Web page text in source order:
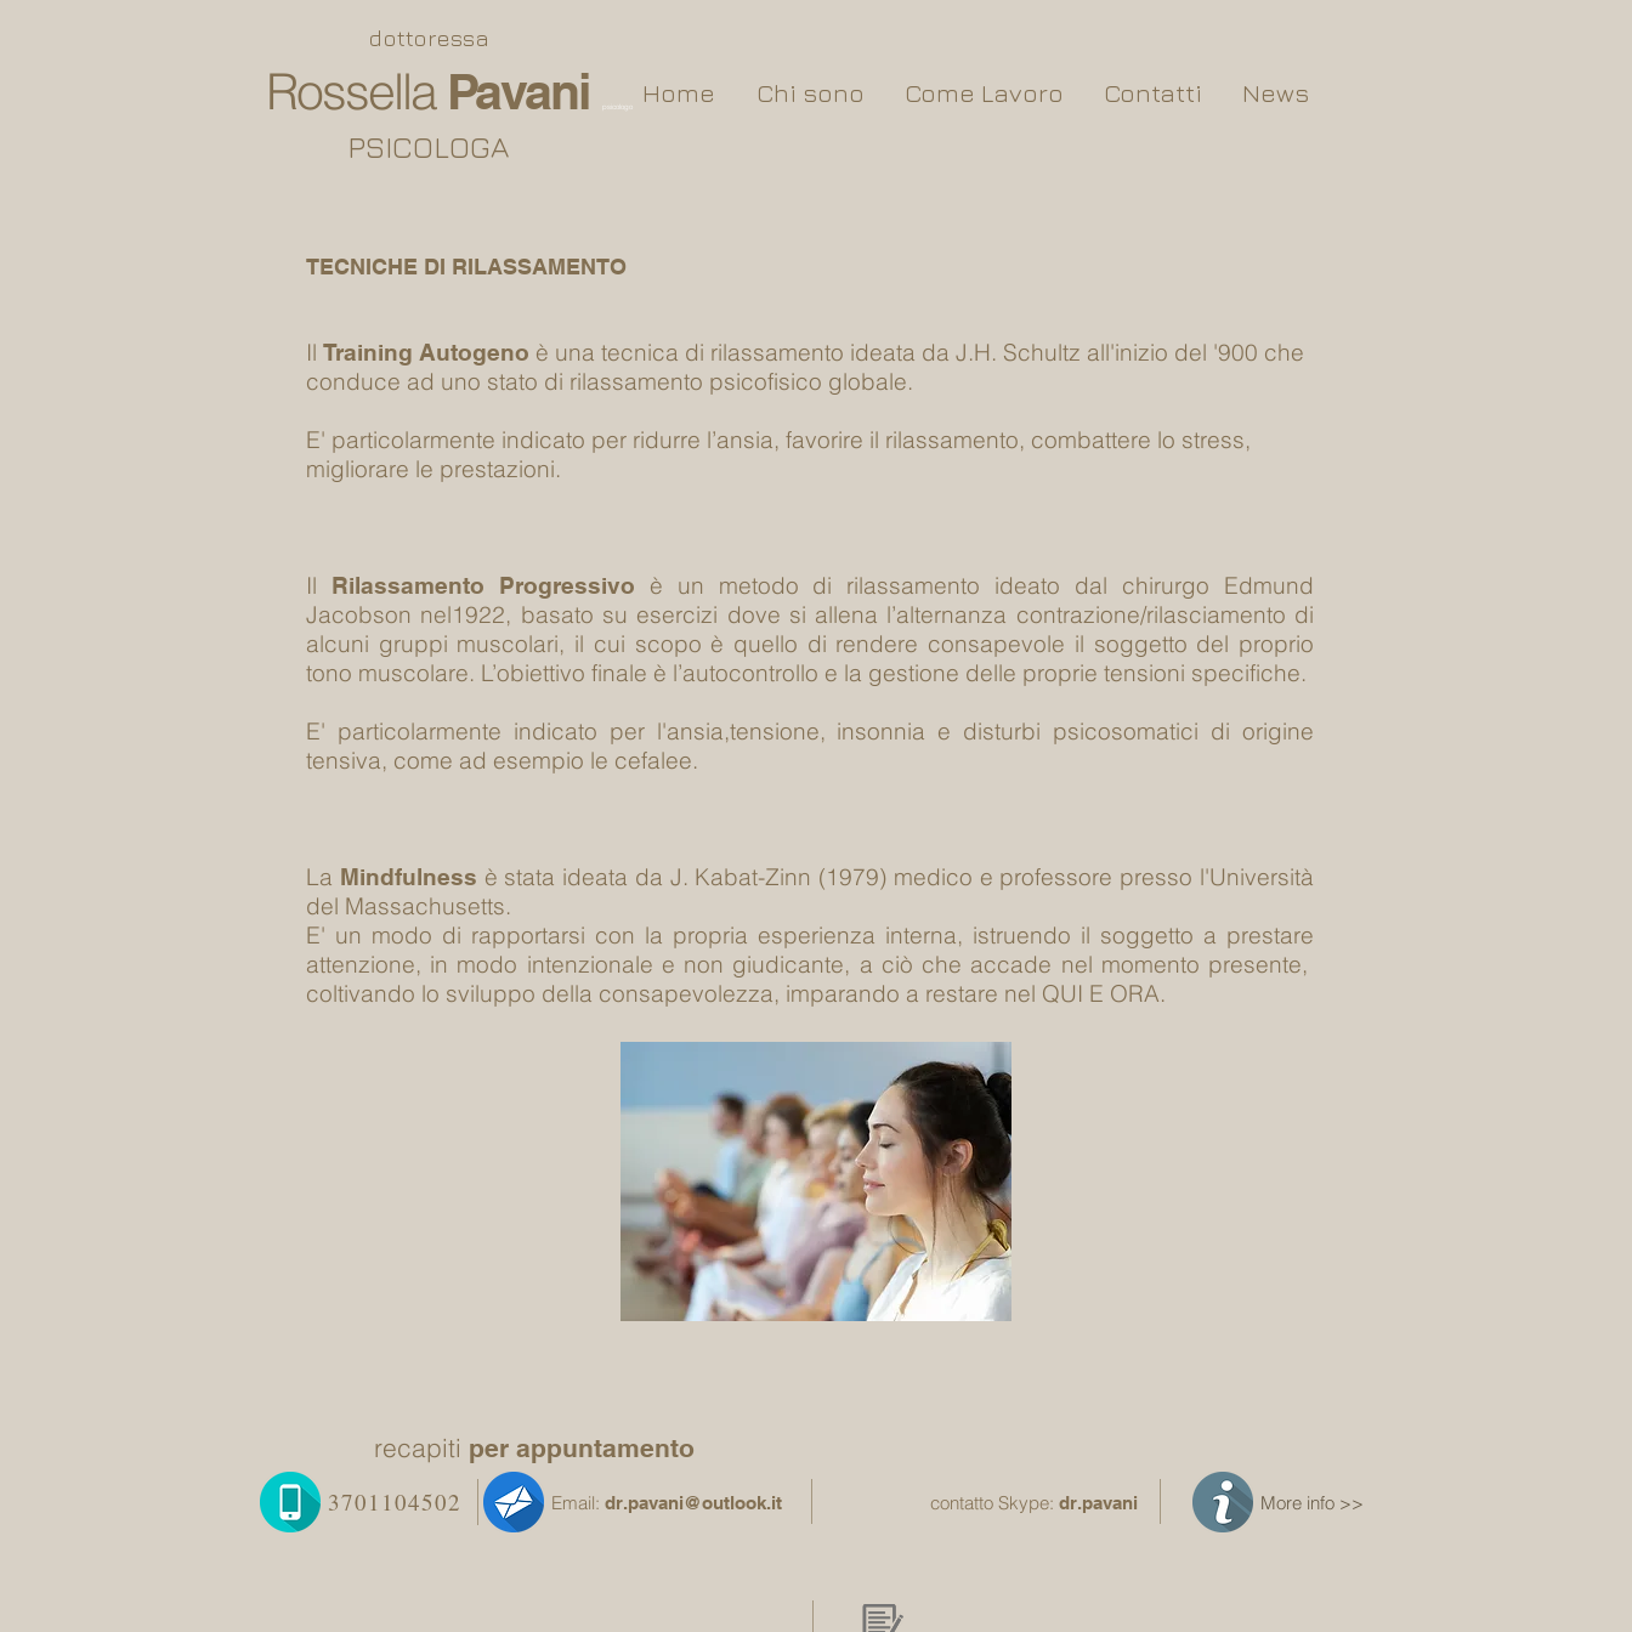
dottoressa
Rossella Pavani psicologo Home Chi sono Come Lavoro Contatti News
PSICOLOGA
TECNICHE DI RILASSAMENTO
Il Training Autogeno è una tecnica di rilassamento ideata da J.H. Schultz all'inizio del '900 che
conduce ad uno stato di rilassamento psicofisico globale.
E' particolarmente indicato per ridurre l’ansia, favorire il rilassamento, combattere lo stress,
migliorare le prestazioni.
Il Rilassamento Progressivo è un metodo di rilassamento ideato dal chirurgo Edmund
Jacobson nel1922, basato su esercizi dove si allena l’alternanza contrazione/rilasciamento di
alcuni gruppi muscolari, il cui scopo è quello di rendere consapevole il soggetto del proprio
tono muscolare. L’obiettivo finale è l’autocontrollo e la gestione delle proprie tensioni specifiche.
E' particolarmente indicato per l'ansia,tensione, insonnia e disturbi psicosomatici di origine
tensiva, come ad esempio le cefalee.
La Mindfulness è stata ideata da J. Kabat-Zinn (1979) medico e professore presso l'Università
del Massachusetts.
E' un modo di rapportarsi con la propria esperienza interna, istruendo il soggetto a prestare
attenzione, in modo intenzionale e non giudicante, a ciò che accade nel momento presente,
coltivando lo sviluppo della consapevolezza, imparando a restare nel QUI E ORA.
recapiti per appuntamento
3701104502
Email: dr.pavani@outlook.it contatto Skype: dr.pavani More info >>